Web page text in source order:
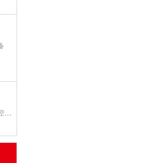
机房环境监控设备